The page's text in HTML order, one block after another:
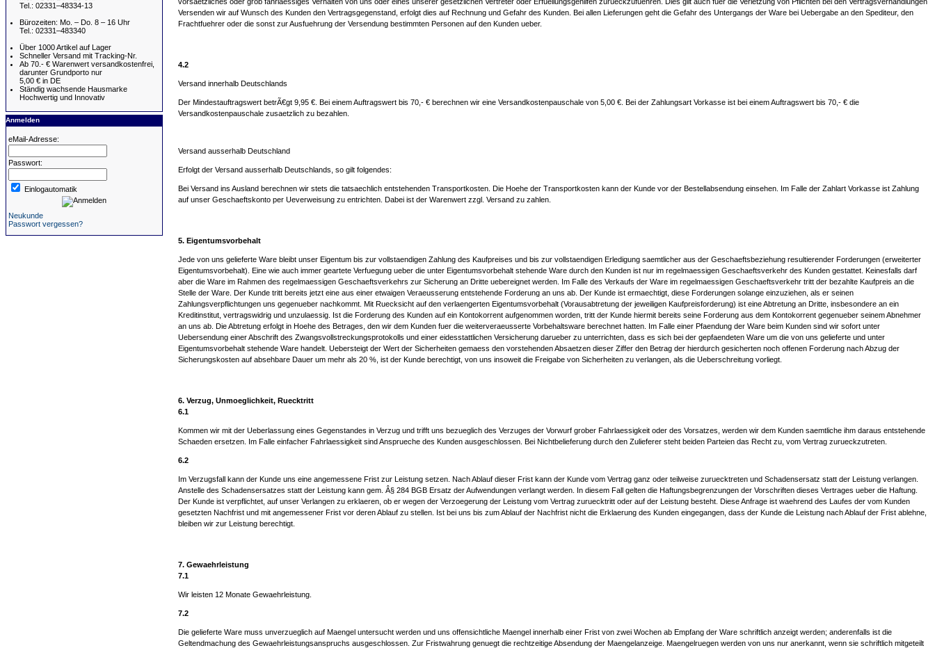
Tel.: 02331–48334-13
Bürozeiten: Mo. – Do. 8 – 16 Uhr
Tel.: 02331–483340
Über 1000 Artikel auf Lager
Schneller Versand mit Tracking-Nr.
Ab 70.- € Warenwert versandkostenfrei,
darunter Grundporto nur
5,00 € in DE
Ständig wachsende Hausmarke
Hochwertig und Innovativ
Anmelden
eMail-Adresse:
Passwort:
Einlogautomatik
Neukunde
Passwort vergessen?
Versenden wir auf Wunsch des Kunden den Vertragsgegenstand, erfolgt dies auf Rechnung und Gefahr des Kunden. Bei allen Lieferungen geht die Gefahr des Untergangs der Ware bei Uebergabe an den Spediteur, den
Frachtfuehrer oder die sonst zur Ausfuehrung der Versendung bestimmten Personen auf den Kunden ueber.
4.2
Versand innerhalb Deutschlands
Der Mindestauftragswert betrÃ€gt 9,95 €. Bei einem Auftragswert bis 70,- € berechnen wir eine Versandkostenpauschale von 5,00 €. Bei der Zahlungsart Vorkasse ist bei einem Auftragswert bis 70,- € die
Versandkostenpauschale zusaetzlich zu bezahlen.
Versand ausserhalb Deutschland
Erfolgt der Versand ausserhalb Deutschlands, so gilt folgendes:
Bei Versand ins Ausland berechnen wir stets die tatsaechlich entstehenden Transportkosten. Die Hoehe der Transportkosten kann der Kunde vor der Bestellabsendung einsehen. Im Falle der Zahlart Vorkasse ist Zahlung
auf unser Geschaeftskonto per Ueverweisung zu entrichten. Dabei ist der Warenwert zzgl. Versand zu zahlen.
5. Eigentumsvorbehalt
Jede von uns gelieferte Ware bleibt unser Eigentum bis zur vollstaendigen Zahlung des Kaufpreises und bis zur vollstaendigen Erledigung saemtlicher aus der Geschaeftsbeziehung resultierender Forderungen (erweiterter
Eigentumsvorbehalt). Eine wie auch immer geartete Verfuegung ueber die unter Eigentumsvorbehalt stehende Ware durch den Kunden ist nur im regelmaessigen Geschaeftsverkehr des Kunden gestattet. Keinesfalls darf
aber die Ware im Rahmen des regelmaessigen Geschaeftsverkehrs zur Sicherung an Dritte uebereignet werden. Im Falle des Verkaufs der Ware im regelmaessigen Geschaeftsverkehr tritt der bezahlte Kaufpreis an die
Stelle der Ware. Der Kunde tritt bereits jetzt eine aus einer etwaigen Veraeusserung entstehende Forderung an uns ab. Der Kunde ist ermaechtigt, diese Forderungen solange einzuziehen, als er seinen
Zahlungsverpflichtungen uns gegenueber nachkommt. Mit Ruecksicht auf den verlaengerten Eigentumsvorbehalt (Vorausabtretung der jeweiligen Kaufpreisforderung) ist eine Abtretung an Dritte, insbesondere an ein
Kreditinstitut, vertragswidrig und unzulaessig. Ist die Forderung des Kunden auf ein Kontokorrent aufgenommen worden, tritt der Kunde hiermit bereits seine Forderung aus dem Kontokorrent gegenueber seinem Abnehmer
an uns ab. Die Abtretung erfolgt in Hoehe des Betrages, den wir dem Kunden fuer die weiterveraeusserte Vorbehaltsware berechnet hatten. Im Falle einer Pfaendung der Ware beim Kunden sind wir sofort unter
Uebersendung einer Abschrift des Zwangsvollstreckungsprotokolls und einer eidesstattlichen Versicherung darueber zu unterrichten, dass es sich bei der gepfaendeten Ware um die von uns gelieferte und unter
Eigentumsvorbehalt stehende Ware handelt. Uebersteigt der Wert der Sicherheiten gemaess den vorstehenden Absaetzen dieser Ziffer den Betrag der hierdurch gesicherten noch offenen Forderung nach Abzug der
Sicherungskosten auf absehbare Dauer um mehr als 20 %, ist der Kunde berechtigt, von uns insoweit die Freigabe von Sicherheiten zu verlangen, als die Ueberschreitung vorliegt.
6. Verzug, Unmoeglichkeit, Ruecktritt
6.1
Kommen wir mit der Ueberlassung eines Gegenstandes in Verzug und trifft uns bezueglich des Verzuges der Vorwurf grober Fahrlaessigkeit oder des Vorsatzes, werden wir dem Kunden saemtliche ihm daraus entstehende
Schaeden ersetzen. Im Falle einfacher Fahrlaessigkeit sind Ansprueche des Kunden ausgeschlossen. Bei Nichtbelieferung durch den Zulieferer steht beiden Parteien das Recht zu, vom Vertrag zurueckzutreten.
6.2
Im Verzugsfall kann der Kunde uns eine angemessene Frist zur Leistung setzen. Nach Ablauf dieser Frist kann der Kunde vom Vertrag ganz oder teilweise zuruecktreten und Schadensersatz statt der Leistung verlangen.
Anstelle des Schadensersatzes statt der Leistung kann gem. Â§ 284 BGB Ersatz der Aufwendungen verlangt werden. In diesem Fall gelten die Haftungsbegrenzungen der Vorschriften dieses Vertrages ueber die Haftung.
Der Kunde ist verpflichtet, auf unser Verlangen zu erklaeren, ob er wegen der Verzoegerung der Leistung vom Vertrag zuruecktritt oder auf der Leistung besteht. Diese Anfrage ist waehrend des Laufes der vom Kunden
gesetzten Nachfrist und mit angemessener Frist vor deren Ablauf zu stellen. Ist bei uns bis zum Ablauf der Nachfrist nicht die Erklaerung des Kunden eingegangen, dass der Kunde die Leistung nach Ablauf der Frist ablehne,
bleiben wir zur Leistung berechtigt.
7. Gewaehrleistung
7.1
Wir leisten 12 Monate Gewaehrleistung.
7.2
Die gelieferte Ware muss unverzueglich auf Maengel untersucht werden und uns offensichtliche Maengel innerhalb einer Frist von zwei Wochen ab Empfang der Ware schriftlich anzeigt werden; anderenfalls ist die
Geltendmachung des Gewaehrleistungsanspruchs ausgeschlossen. Zur Fristwahrung genuegt die rechtzeitige Absendung der Maengelanzeige. Maengelruegen werden von uns nur anerkannt, wenn sie schriftlich mitgeteilt